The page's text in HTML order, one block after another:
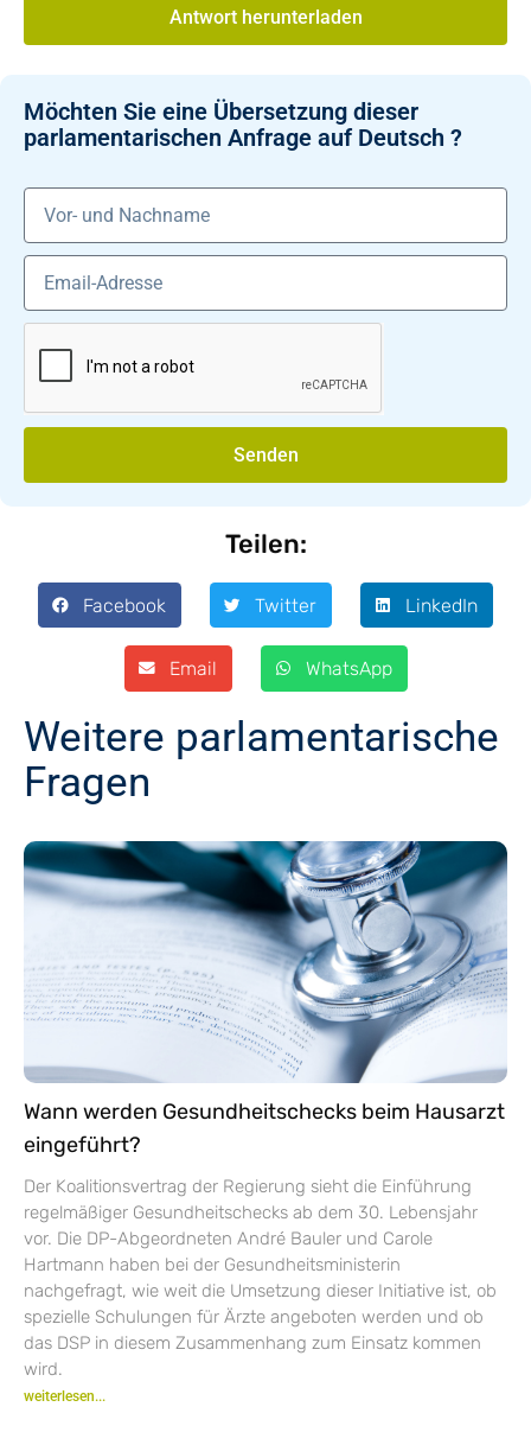
Antwort herunterladen
Möchten Sie eine Übersetzung dieser
parlamentarischen Anfrage auf Deutsch ?
Senden
Teilen:
Facebook Twitter LinkedIn
Email WhatsApp
Weitere parlamentarische
Fragen
Wann werden Gesundheitschecks beim Hausarzt
eingeführt?
Der Koalitionsvertrag der Regierung sieht die Einführung
regelmäßiger Gesundheitschecks ab dem 30. Lebensjahr
vor. Die DP-Abgeordneten André Bauler und Carole
Hartmann haben bei der Gesundheitsministerin
nachgefragt, wie weit die Umsetzung dieser Initiative ist, ob
spezielle Schulungen für Ärzte angeboten werden und ob
das DSP in diesem Zusammenhang zum Einsatz kommen
wird.
weiterlesen...